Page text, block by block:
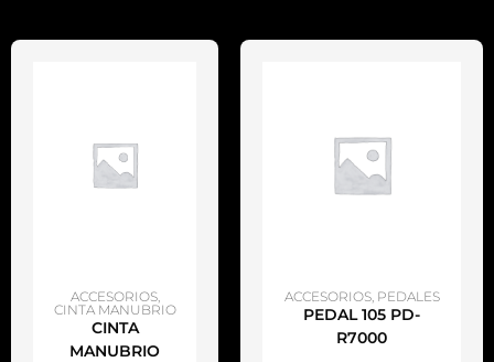
AÑADIR AL CARRITO
ACCESORIOS,
CINTA MANUBRIO
CINTA
MANUBRIO
AÑADIR AL CARRITO
ACCESORIOS, PEDALES
PEDAL 105 PD-
R7000